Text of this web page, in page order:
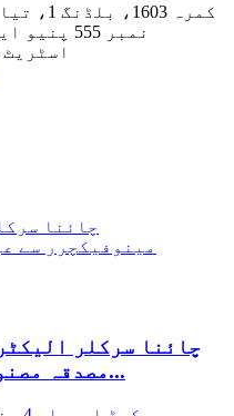
کمرہ
نمبر 555
چائنا سرکلر
CE مصدقہ مصنوعات کے تکنیکی فوائد...